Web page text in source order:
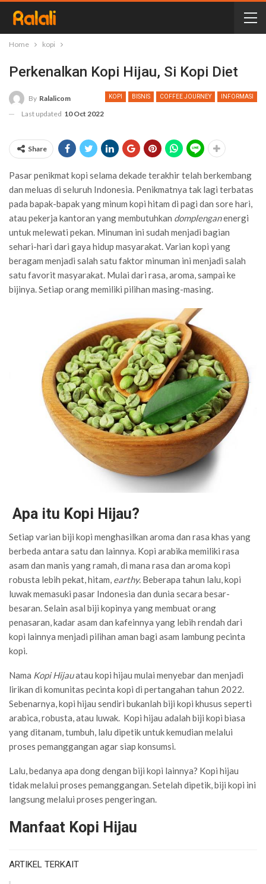
Home kopi
Perkenalkan Kopi Hijau, Si Kopi Diet
KOPI BISNIS COFFEE JOURNEY INFORMASI
By Ralalicom
Last updated 10 Oct 2022
Share
Pasar penikmat kopi selama dekade terakhir telah berkembang
dan meluas di seluruh Indonesia. Penikmatnya tak lagi terbatas
pada bapak-bapak yang minum kopi hitam di pagi dan sore hari,
atau pekerja kantoran yang membutuhkan domplenganenergi
untuk melewati pekan. Minuman ini sudah menjadi bagian
sehari-hari dari gaya hidup masyarakat. Varian kopi yang
beragam menjadi salah satu faktor minuman ini menjadi salah
satu favorit masyarakat. Mulai dari rasa, aroma, sampai ke
bijinya. Setiap orang memiliki pilihan masing-masing.
Apa itu Kopi Hijau?
Setiap varian biji kopi menghasilkan aroma dan rasa khas yang
berbeda antara satu dan lainnya. Kopi arabika memiliki rasa
asam dan manis yang ramah, di mana rasa dan aroma kopi
robusta lebih pekat, hitam, earthy. Beberapa tahun lalu, kopi
luwak memasuki pasar Indonesia dan dunia secara besar-
besaran. Selain asal biji kopinya yang membuat orang
penasaran, kadar asam dan kafeinnya yang lebih rendah dari
kopi lainnya menjadi pilihan aman bagi asam lambung pecinta
kopi.
Nama Kopi Hijauatau kopi hijau mulai menyebar dan menjadi
lirikan di komunitas pecinta kopi di pertangahan tahun 2022.
Sebenarnya, kopi hijau sendiri bukanlah biji kopi khusus seperti
arabica, robusta, atau luwak. Kopi hijau adalah biji kopi biasa
yang ditanam, tumbuh, lalu dipetik untuk kemudian melalui
proses pemanggangan agar siap konsumsi.
Lalu, bedanya apa dong dengan biji kopi lainnya? Kopi hijau
tidak melalui proses pemanggangan. Setelah dipetik, biji kopi ini
langsung melalui proses pengeringan.
Manfaat Kopi Hijau
ARTIKEL TERKAIT